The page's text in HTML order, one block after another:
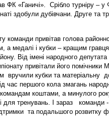
ФК «Ганичі». Срібло турніру –
здобули дубівчани. Друге та
команди привітав голова
а медалі і кубки – кращим
Від імені народного
привітали його
кубки та матеріальну
час першого кола змагань
коштами, а минулого
для тренувань. І зараз команди
та подальшого розвитку